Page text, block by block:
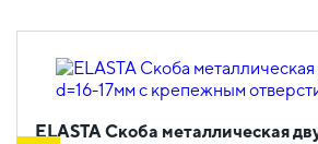
ELASTA Скоба металлическая